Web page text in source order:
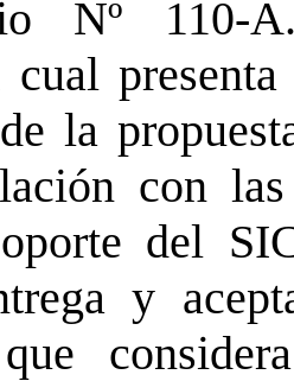
Nº 110-
la
con
del
y